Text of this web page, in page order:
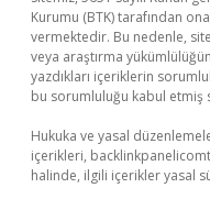
Kurumu (BTK) tarafından
vermektedir. Bu nedenle,
veya araştırma
yazdıkları içeriklerin
bu sorumluluğu kabul etmiş
Hukuka ve yasal
içerikleri,
halinde, ilgili içerikler yasal